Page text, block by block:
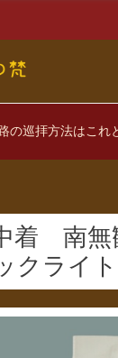
の巡拝方法はこれ
着 南無
クライ